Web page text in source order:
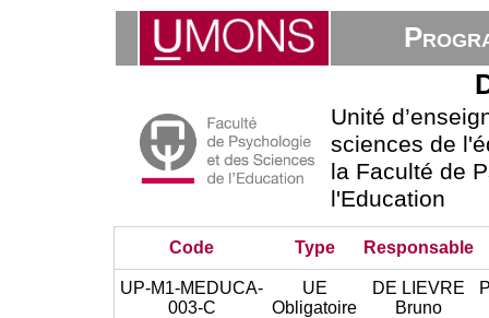
Unité
sciences de
la Faculté de
l'Education
Code Type Responsable
UP-M1-MEDUCA-
003-C
UE
Obligatoire
DE LIEVRE
Bruno